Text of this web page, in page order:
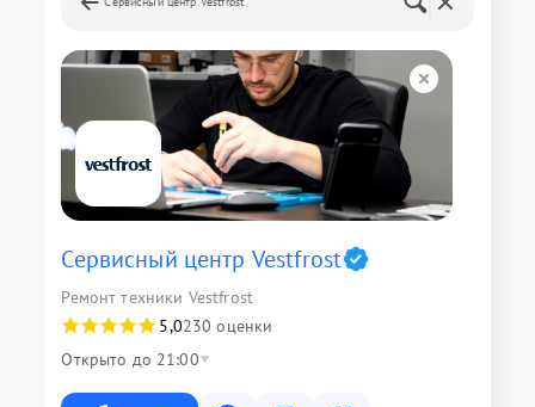
Сервисный центр Vestfrost
Ремонт техники Vestfrost
5,0230 оценки
Открыто до 21:00